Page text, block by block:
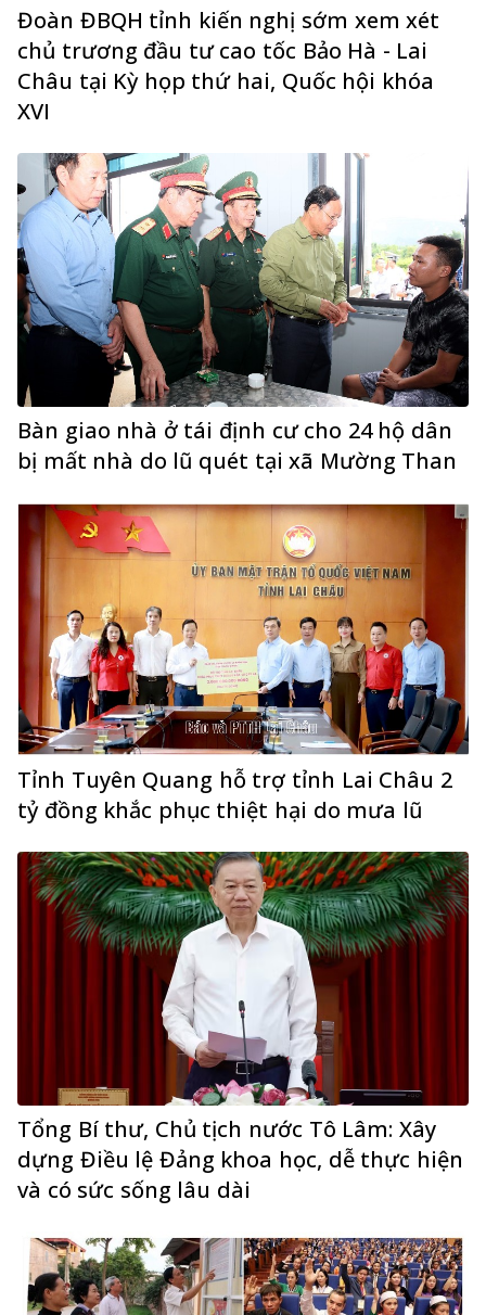
Đoàn ĐBQH tỉnh kiến nghị sớm xem xét
chủ trương đầu tư cao tốc Bảo Hà - Lai
Châu tại Kỳ họp thứ hai, Quốc hội khóa
XVI
Bàn giao nhà ở tái định cư cho 24 hộ dân
bị mất nhà do lũ quét tại xã Mường Than
Tỉnh Tuyên Quang hỗ trợ tỉnh Lai Châu 2
tỷ đồng khắc phục thiệt hại do mưa lũ
Tổng Bí thư, Chủ tịch nước Tô Lâm: Xây
dựng Điều lệ Đảng khoa học, dễ thực hiện
và có sức sống lâu dài